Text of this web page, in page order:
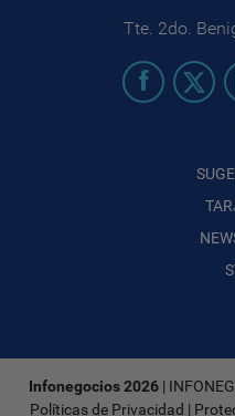
Tte. 2do.
Infonegocios 2026 |
Políticas de Privacidad |